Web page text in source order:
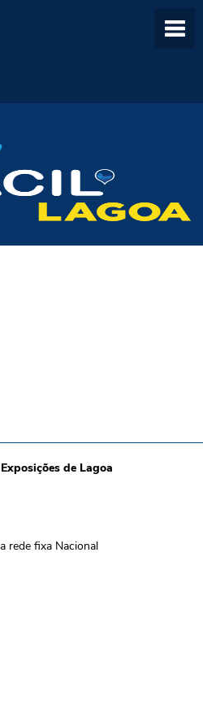
de Lagoa
rede fixa Nacional